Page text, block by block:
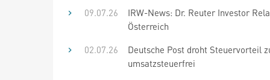
09.07.26
IRW-News: Dr. Reuter Investor
Österreich
02.07.26
Deutsche Post droht Steuervorteil
umsatzsteuerfrei